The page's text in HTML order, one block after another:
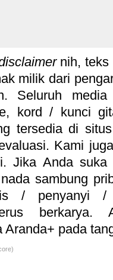
nih, teks
milik dari
Seluruh
kord / kunci
tersedia di
Kami
Jika Anda
sambung
/ penyanyi
berkarya.
Aranda+ pada